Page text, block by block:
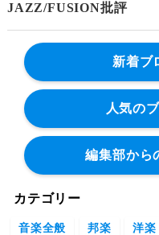
JAZZ/FUSION批評
新着ブ
人気の
編集部から
カテゴリー
音楽全般 邦楽 洋楽